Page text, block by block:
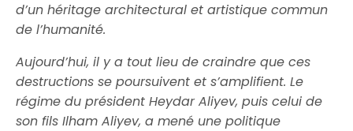
d’un héritage architectural et artistique commun
de l’humanité.
Aujourd’hui, il y a tout lieu de craindre que ces
destructions se poursuivent et s’amplifient. Le
régime du président Heydar Aliyev, puis celui de
son fils Ilham Aliyev, a mené une politique